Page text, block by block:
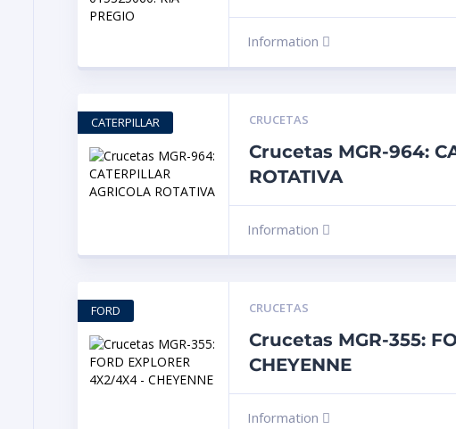
Information
CRUCETAS
Crucetas MGR-964:
ROTATIVA
Information
CATERPILLAR
CRUCETAS
Crucetas MGR-355:
CHEYENNE
Information
FORD